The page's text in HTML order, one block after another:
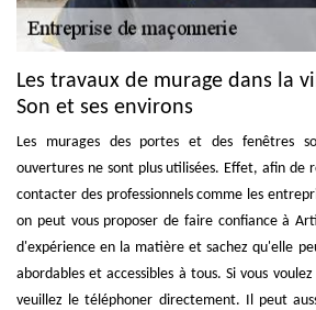
Les travaux de murage dans la
Son et ses environs
Les murages des portes et des fenêtres
ouvertures ne sont plus utilisées. Effet, afin de
contacter des professionnels comme les
on peut vous proposer de faire confiance à
d'expérience en la matière et sachez qu'elle
abordables et accessibles à tous. Si vous
veuillez le téléphoner directement. Il peut